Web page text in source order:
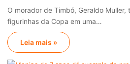
O morador de Timbó, Geraldo
figurinhas da Copa em uma…
Leia mais »